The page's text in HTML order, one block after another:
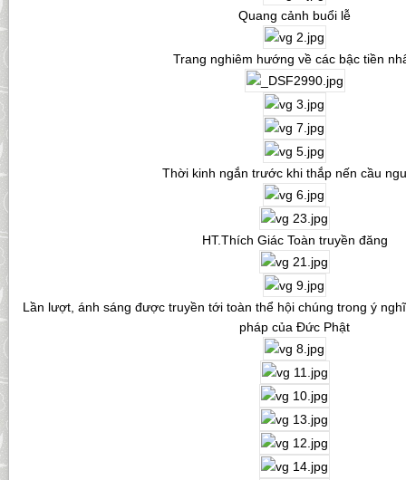
Quang cảnh buổi lễ
Trang nghiêm hướng về các bậc tiền
Thời kinh ngắn trước khi thắp nến cầu
HT.Thích Giác Toàn truyền đăng
Lần lượt, ánh sáng được truyền tới toàn thể hội chúng trong ý
pháp của Đức Phật